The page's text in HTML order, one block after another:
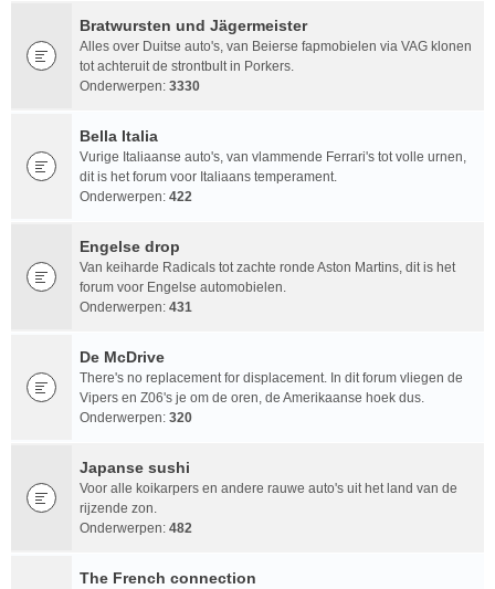
Bratwursten und Jägermeister
Alles over Duitse auto's, van Beierse fapmobielen via VAG klonen
tot achteruit de strontbult in Porkers.
Onderwerpen: 3330
Bella Italia
Vurige Italiaanse auto's, van vlammende Ferrari's tot volle urnen,
dit is het forum voor Italiaans temperament.
Onderwerpen: 422
Engelse drop
Van keiharde Radicals tot zachte ronde Aston Martins, dit is het
forum voor Engelse automobielen.
Onderwerpen: 431
De McDrive
There's no replacement for displacement. In dit forum vliegen de
Vipers en Z06's je om de oren, de Amerikaanse hoek dus.
Onderwerpen: 320
Japanse sushi
Voor alle koikarpers en andere rauwe auto's uit het land van de
rijzende zon.
Onderwerpen: 482
The French connection